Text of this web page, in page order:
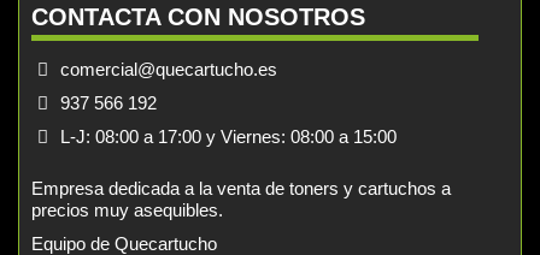
CONTACTA CON NOSOTROS
comercial@quecartucho.es
937 566 192
L-J: 08:00 a 17:00 y Viernes: 08:00 a 15:00
Empresa dedicada a la venta de toners y cartuchos a
precios muy asequibles.
Equipo de Quecartucho